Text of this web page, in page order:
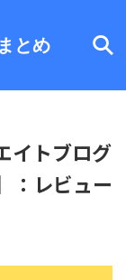
とめ
イトブログ
：レビュー